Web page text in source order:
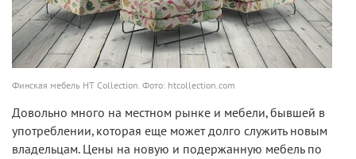
Финская мебель HT Collection. Фото: htcollection.com
Довольно много на местном рынке и мебели, бывшей в
употреблении, которая еще может долго служить новым
владельцам. Цены на новую и подержанную мебель по